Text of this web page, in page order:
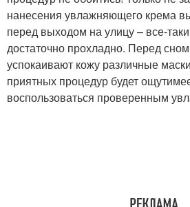
нанесения увлажняющего крема
перед выходом на улицу – все-
достаточно прохладно. Перед
успокаивают кожу различные
приятных процедур будет
воспользоваться проверенным